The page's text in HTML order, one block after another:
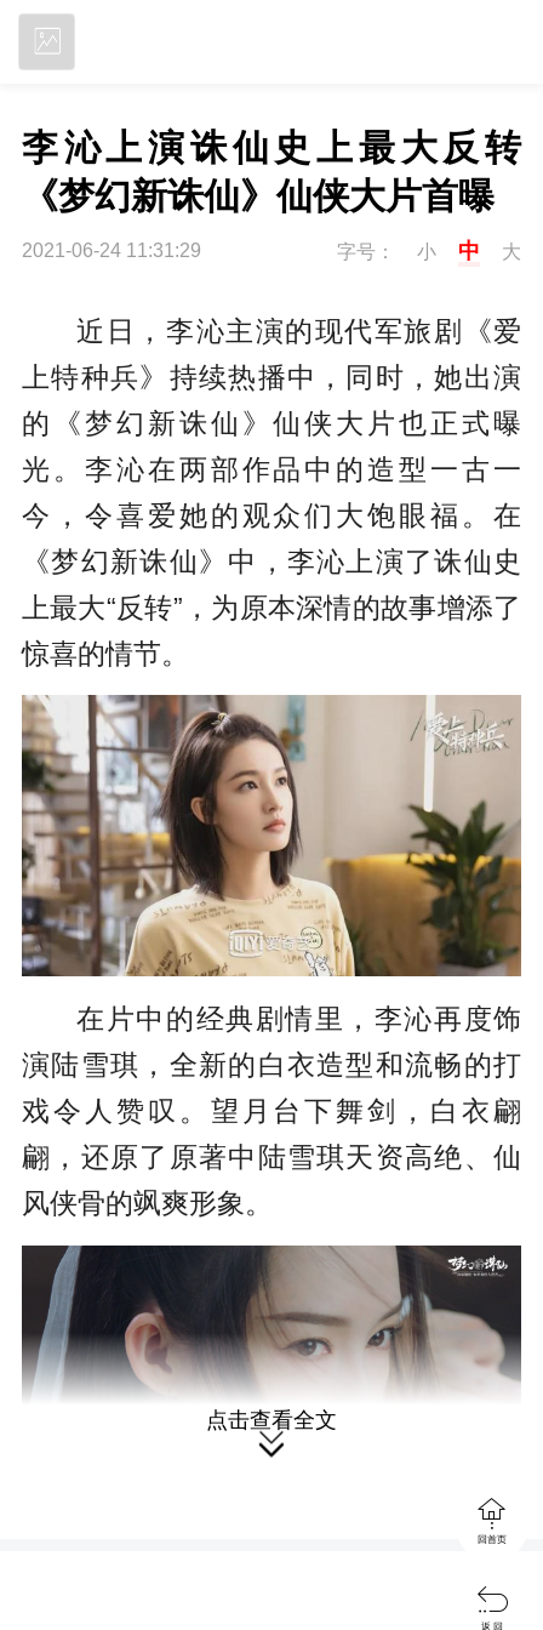
李沁上演诛仙史上最大反转
《梦幻新诛仙》仙侠大片首曝
2021-06-24 11:31:29 字号： 小 中 大
近日，李沁主演的现代军旅剧《爱
上特种兵》持续热播中，同时，她出演
的《梦幻新诛仙》仙侠大片也正式曝
光。李沁在两部作品中的造型一古一
今，令喜爱她的观众们大饱眼福。在
《梦幻新诛仙》中，李沁上演了诛仙史
上最大“反转”，为原本深情的故事增添了
惊喜的情节。
在片中的经典剧情里，李沁再度饰
演陆雪琪，全新的白衣造型和流畅的打
戏令人赞叹。望月台下舞剑，白衣翩
翩，还原了原著中陆雪琪天资高绝、仙
风侠骨的飒爽形象。
她饰演的碧瑶灵动甜美，尤其是她执伞
点击查看全文


回首页

返 回